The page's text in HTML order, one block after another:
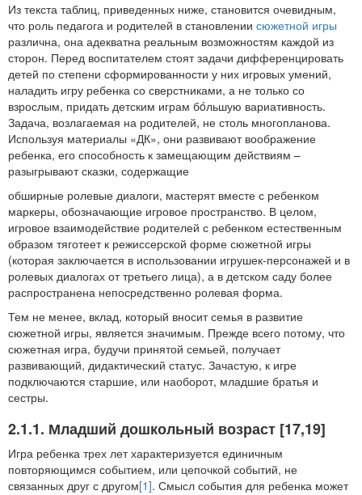
Из текста таблиц, приведенных ниже, становится очевидным,
что роль педагога и родителей в становлении сюжетной игры
различна, она адекватна реальным возможностям каждой из
сторон. Перед воспитателем стоят задачи дифференцировать
детей по степени сформированности у них игровых умений,
наладить игру ребенка со сверстниками, а не только со
взрослым, придать детским играм бóльшую вариативность.
Задача, возлагаемая на родителей, не столь многопланова.
Используя материалы «ДК», они развивают воображение
ребенка, его способность к замещающим действиям –
разыгрывают сказки, содержащие
обширные ролевые диалоги, мастерят вместе с ребенком
маркеры, обозначающие игровое пространство. В целом,
игровое взаимодействие родителей с ребенком естественным
образом тяготеет к режиссерской форме сюжетной игры
(которая заключается в использовании игрушек-персонажей и в
ролевых диалогах от третьего лица), а в детском саду более
распространена непосредственно ролевая форма.
Тем не менее, вклад, который вносит семья в развитие
сюжетной игры, является значимым. Прежде всего потому, что
сюжетная игра, будучи принятой семьей, получает
развивающий, дидактический статус. Зачастую, к игре
подключаются старшие, или наоборот, младшие братья и
сестры.
2.1.1. Младший дошкольный возраст [17,19]
Игра ребенка трех лет характеризуется единичным
повторяющимся событием, или цепочкой событий, не
связанных друг с другом[1]. Смысл события для ребенка может